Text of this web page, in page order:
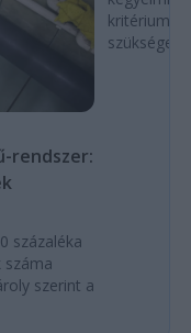
rendszer:
százaléka
száma
szerint a